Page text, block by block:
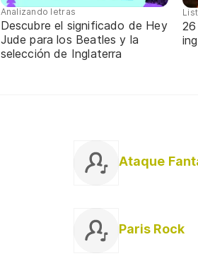
Analizando letras
Descubre el significado de Hey
Jude para los Beatles y la
selección de Inglaterra
Ataque
Paris Rock